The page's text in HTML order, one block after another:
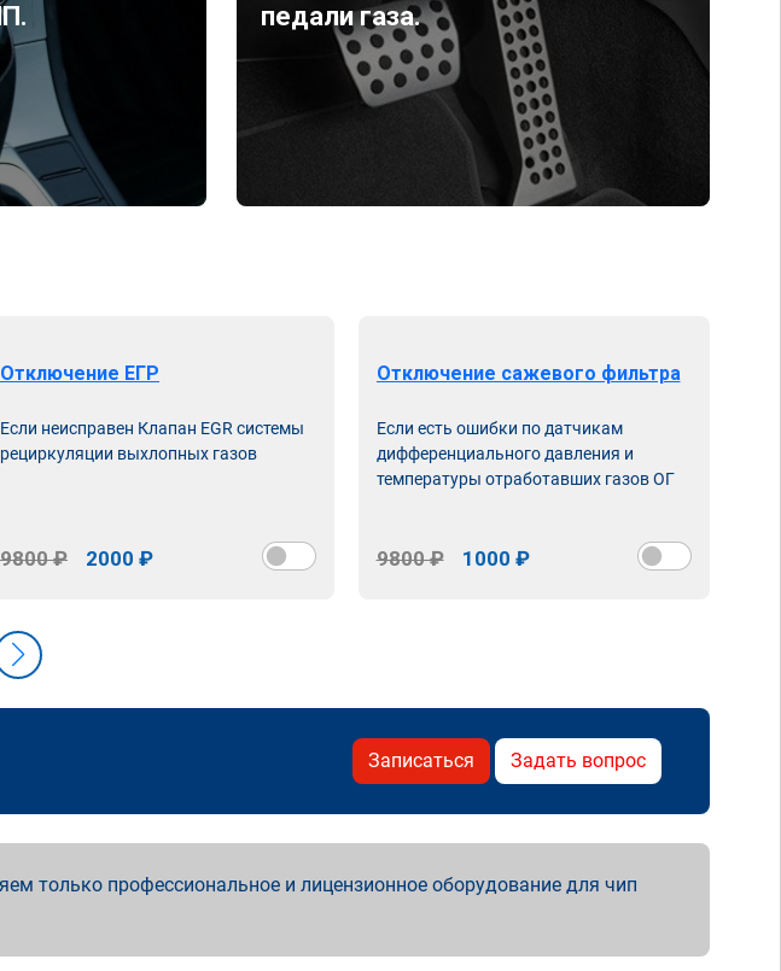
педали газа.
Отключение ЕГР
Если неисправен Клапан EGR системы
рециркуляции выхлопных газов
9800 ₽ 2000 ₽
Отключение сажевого фильтра
Если есть ошибки по датчикам
дифференциального давления и
температуры отработавших газов ОГ
9800 ₽ 1000 ₽
Записаться Задать вопрос
только профессиональное и лицензионное оборудование для чип